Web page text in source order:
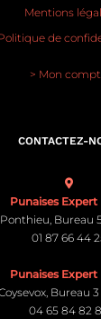
Mentions
de
> Mon
CONTACTEZ-
Punaises Expert
Bureau
01 87 66 44
Punaises Expert
Bureau 3
04 65 84 82